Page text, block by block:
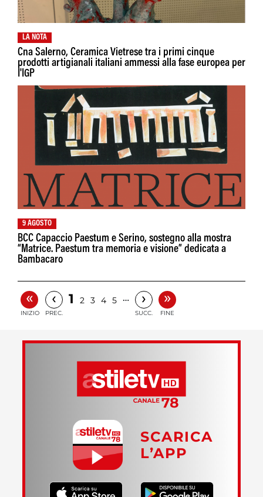
LA NOTA
Cna Salerno, Ceramica Vietrese tra i primi cinque
prodotti artigianali italiani ammessi alla fase europea per
I'IGP
9 AGOSTO
BCC Capaccio Paestum e Serino, sostegno alla mostra
“Matrice. Paestum tra memoria e visione” dedicata a
Bambacaro
«
INIZIO
‹
PREC.
1 2 3 4 5 … ›
SUCC.
»
FINE
SCARICA
L’APP